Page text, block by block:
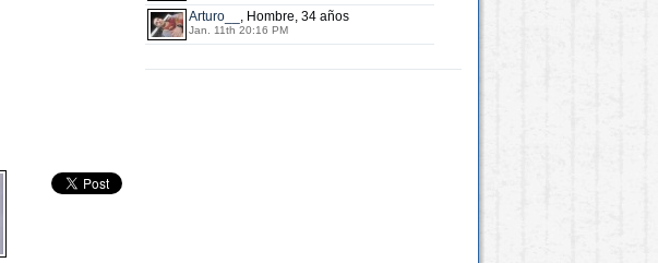
Arturo__ , Hombre, 34 años
Jan. 11th 20:16 PM